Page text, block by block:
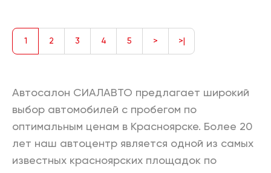
1 2 3 4 5 > >|
Автосалон СИАЛАВТО предлагает широкий
выбор автомобилей с пробегом по
оптимальным ценам в Красноярске. Более 20
лет наш автоцентр является одной из самых
известных красноярских площадок по